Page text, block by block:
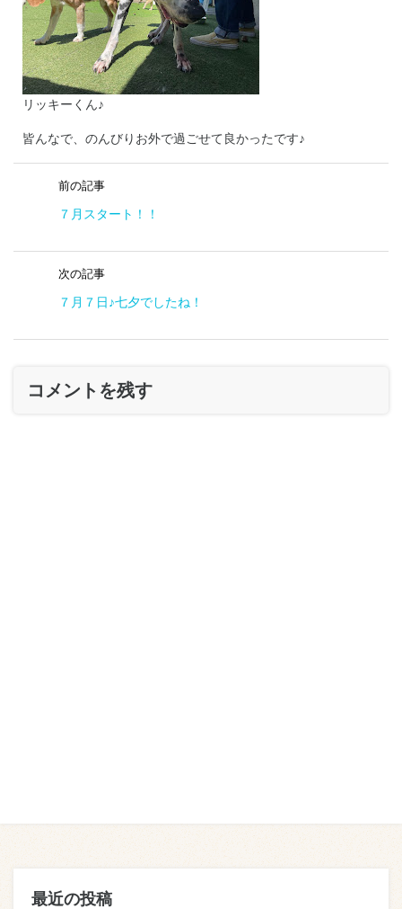
リッキーくん♪
皆んなで、のんびりお外で過ごせて良かったです♪
前の記事
７月スタート！！
次の記事
７月７日♪七夕でしたね！
コメントを残す
最近の投稿